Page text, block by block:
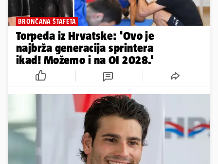
BRONČANA ŠTAFETA
Torpeda iz Hrvatske: 'Ovo je
najbrža generacija sprintera
ikad! Možemo i na OI 2028.'